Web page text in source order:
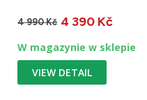
4 990 Kč 4 390 Kč
W magazynie w sklepie
VIEW DETAIL